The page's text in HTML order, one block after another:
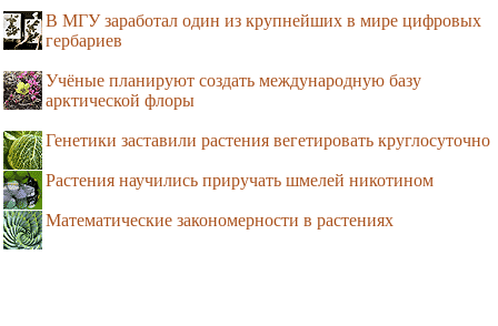
В МГУ заработал один из крупнейших в мире цифровых
гербариев
Учёные планируют создать международную базу
арктической флоры
Генетики заставили растения вегетировать круглосуточно
Растения научились приручать шмелей никотином
Математические закономерности в растениях